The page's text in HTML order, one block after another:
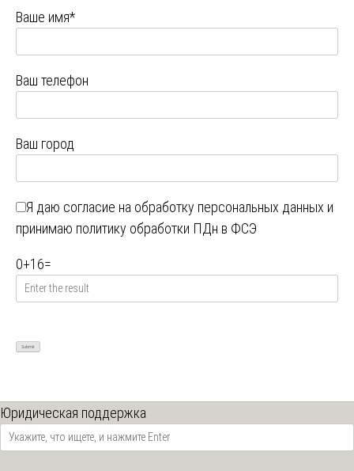
Ваше имя*
Ваш телефон
Ваш город
Я даю согласие на обработку персональных данных и
принимаю политику обработки ПДн в ФСЭ
0+16=
Юридическая поддержка